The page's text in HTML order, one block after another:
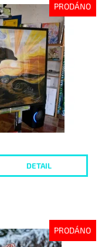
PRODÁNO
DETAIL
PRODÁNO